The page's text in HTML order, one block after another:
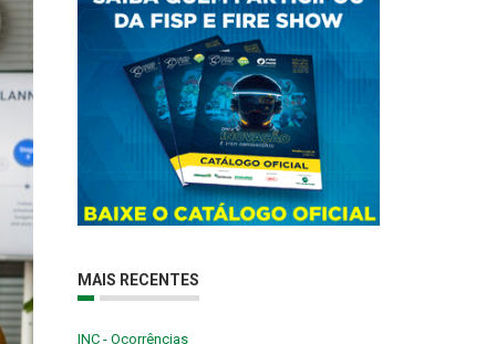
MAIS RECENTES
INC - Ocorrências